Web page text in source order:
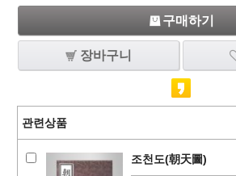
구매하기
장바구니
관련상품
조천도(朝天圖)